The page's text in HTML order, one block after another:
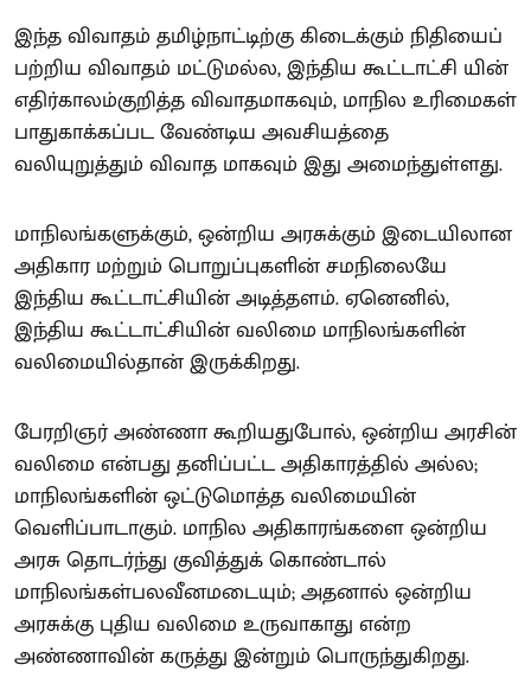
இந்த விவாதம் தமிழ்நாட்டிற்கு கிடைக்கும் நிதியைப்
பற்றிய விவாதம் மட்டுமல்ல, இந்திய கூட்டாட்சி யின்
எதிர்காலம்குறித்த விவாதமாகவும், மாநில உரிமைகள்
பாதுகாக்கப்பட வேண்டிய அவசியத்தை
வலியுறுத்தும் விவாத மாகவும் இது அமைந்துள்ளது.
மாநிலங்களுக்கும், ஒன்றிய அரசுக்கும் இடையிலான
அதிகார மற்றும் பொறுப்புகளின் சமநிலையே
இந்திய கூட்டாட்சியின் அடித்தளம். ஏனெனில்,
இந்திய கூட்டாட்சியின் வலிமை மாநிலங்களின்
வலிமையில்தான் இருக்கிறது.
பேரறிஞர் அண்ணா கூறியதுபோல், ஒன்றிய அரசின்
வலிமை என்பது தனிப்பட்ட அதிகாரத்தில் அல்ல;
மாநிலங்களின் ஒட்டுமொத்த வலிமையின்
வெளிப்பாடாகும். மாநில அதிகாரங்களை ஒன்றிய
அரசு தொடர்ந்து குவித்துக் கொண்டால்
மாநிலங்கள்பலவீனமடையும்; அதனால் ஒன்றிய
அரசுக்கு புதிய வலிமை உருவாகாது என்ற
அண்ணாவின் கருத்து இன்றும் பொருந்துகிறது.